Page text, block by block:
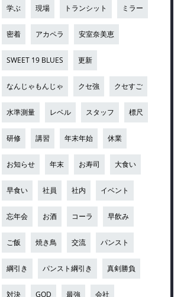
学ぶ 現場 トランシット ミラー
密着 アカペラ 安室奈美恵
SWEET 19 BLUES 更新
なんじゃもんじゃ クセ強 クセすご
水準測量 レベル スタッフ 標尺
研修 講習 年末年始 休業
お知らせ 年末 お寿司 大食い
早食い 社員 社内 イベント
忘年会 お酒 コーラ 早飲み
ご飯 焼き鳥 交流 パンスト
綱引き パンスト綱引き 真剣勝負
対決 GOD 最強 会社